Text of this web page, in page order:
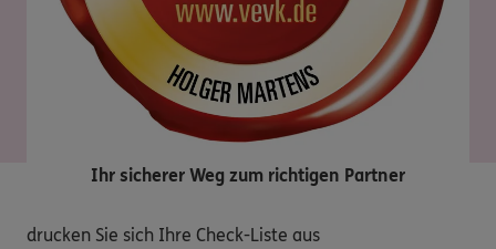
Ihr sicherer Weg zum richtigen Partner
drucken Sie sich Ihre Check-Liste aus